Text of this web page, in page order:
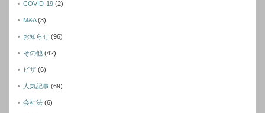
COVID-19 (2)
M&A(3)
お知らせ (96)
その他 (42)
ビザ (6)
人気記事 (69)
会社法 (6)